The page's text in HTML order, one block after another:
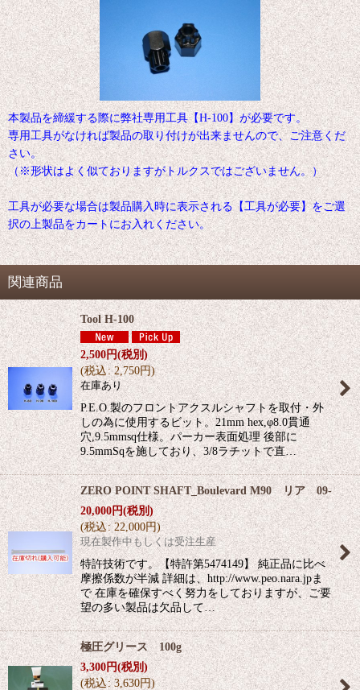
本製品を締緩する際に弊社専用工具【H-100】が必要です。
専用工具がなければ製品の取り付けが出来ませんので、ご注意くだ
さい。
（※形状はよく似ておりますがトルクスではございません。）
工具が必要な場合は製品購入時に表示される【工具が必要】をご選
択の上製品をカートにお入れください。
関連商品
Tool H-100
2,500円(税別)
(税込: 2,750円)
在庫あり
P.E.O.製のフロントアクスルシャフトを取付・外
しの為に使用するビット。21mm hex,φ8.0貫通
穴,9.5mmsq仕様。パーカー表面処理 後部に
9.5mmSqを施しており、3/8ラチットで直…
ZERO POINT SHAFT_Boulevard M90 リア 09-
20,000円(税別)
(税込: 22,000円)
現在製作中もしくは受注生産
特許技術です。【特許第5474149】 純正品に比べ
摩擦係数が半減 詳細は、http://www.peo.nara.jpま
で 在庫を確保すべく努力をしておりますが、ご要
望の多い製品は欠品して…
極圧グリース 100g
3,300円(税別)
(税込: 3,630円)